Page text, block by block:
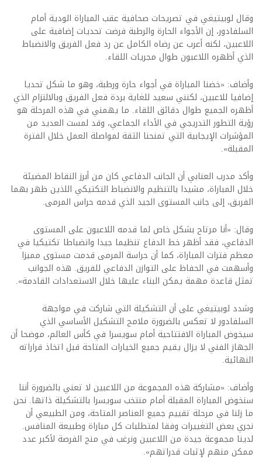
وقال لوبيتيغي في تصريحات صحافية عقب المباراة الودية أمام
السلفادور، إن الأجواء الحارة والرطبة فرضت تحديات إضافية على
اللاعبين، لكنه أعرب عن رضاه الكامل عن رد فعل الفريق والانضباط
الذي أظهره اللاعبون طوال مجريات اللقاء.
وأضاف: «خضنا المباراة في أجواء حارة ورطبة، وهو ما شكل تحديا
إضافيا للاعبين، لكنني سعيد للغاية بردة فعل الفريق وبالالتزام الذي
أظهره الجميع طوال دقائق اللقاء. ما يهمني في هذه المرحلة هو
رؤية التطور التدريجي في الأداء الجماعي، وقد لمست العديد من
المؤشرات الإيجابية التي تمنحنا الثقة لمواصلة العمل خلال الفترة
المقبلة».
وأكد مدرب العنابي أن الجانب الدفاعي كان من أبرز النقاط المضيئة
خلال المباراة، مشيدا بالتنظيم والانضباط التكتيكي اللذين ظهر بهما
الفريق، إلى جانب المستوى الجيد الذي قدمه حراس المرمى.
وقال: «أنا مرتاح بشكل خاص لما قدمه اللاعبون على المستوى
الدفاعي، فقد أظهر خط الدفاع تنظيما جيدا وانضباطا تكتيكيا في
معظم فترات المباراة، كما أن حراسة المرمى قدمت مستوى مميزا
وأسهمت في الحفاظ على التوازن الدفاعي للفريق. هذه الجوانب
تمثل قاعدة مهمة يمكن البناء عليها خلال الاستعدادات القادمة».
وشدد لوبيتيغي على أن التشكيلة التي شاركت في مواجهة
السلفادور لا تعكس بالضرورة ملامح التشكيل الأساسي الذي
سيخوض المباراة الافتتاحية أمام سويسرا في كأس العالم، موضحا أن
الجهاز الفني لا يزال يقيم جميع الخيارات المتاحة قبل اتخاذ قراراته
النهائية.
وأضاف: «مشاركة هذه المجموعة من اللاعبين لا تعني بالضرورة أننا
سنخوض المباراة المقبلة أمام منتخب سويسرا بالتشكيلة ذاتها. نحن
ما زلنا في مرحلة تقييم جميع العناصر المتاحة، ومن الطبيعي أن
نجري بعض التغييرات وفقا لمتطلبات كل مباراة وطبيعة المنافس.
لدينا مجموعة جيدة من اللاعبين ونرغب في منح الفرصة لأكبر عدد
ممكن منهم لإثبات قدراتهم».